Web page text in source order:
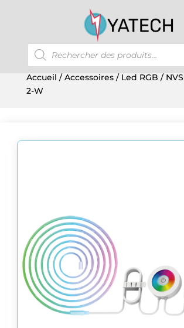
Recherche
de
produits
Accueil /Accessoires/ Led RGB /
2-W